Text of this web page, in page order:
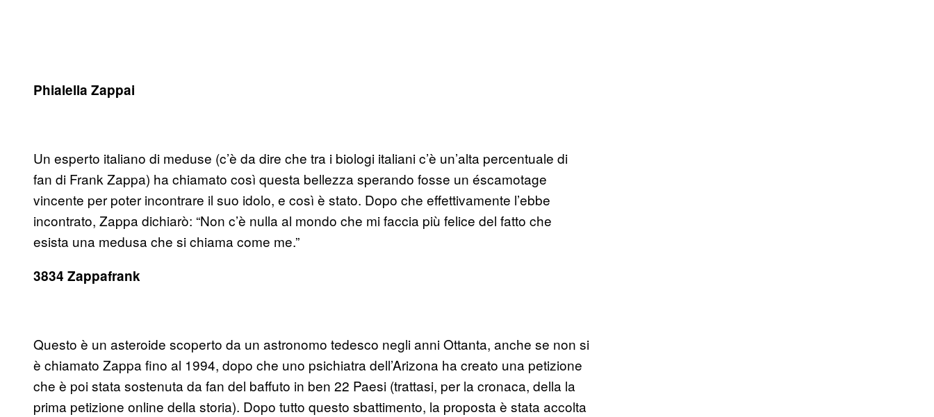
Phialella Zappai
Un esperto italiano di meduse (c’è da dire che tra i biologi italiani c’è un’alta percentuale di
fan di Frank Zappa) ha chiamato così questa bellezza sperando fosse un éscamotage
vincente per poter incontrare il suo idolo, e così è stato. Dopo che effettivamente l’ebbe
incontrato, Zappa dichiarò: “Non c’è nulla al mondo che mi faccia più felice del fatto che
esista una medusa che si chiama come me.”
3834 Zappafrank
Questo è un asteroide scoperto da un astronomo tedesco negli anni Ottanta, anche se non si
è chiamato Zappa fino al 1994, dopo che uno psichiatra dell’Arizona ha creato una petizione
che è poi stata sostenuta da fan del baffuto in ben 22 Paesi (trattasi, per la cronaca, della la
prima petizione online della storia). Dopo tutto questo sbattimento, la proposta è stata accolta